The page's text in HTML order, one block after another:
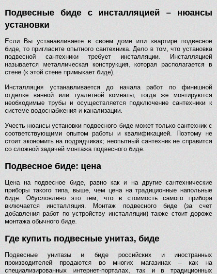
Подвесные биде с инсталляцией – нюансы
установки
Если Вы устанавливаете в своем доме или квартире подвесное
биде, то пригласите опытного сантехника. Дело в том, что установка
подвесной сантехники требует инсталляции. Инсталляцией
называется металлическая конструкция, которая располагается в
стене (к этой стене примыкает биде).
Инсталляция устанавливается до начала работ по финишной
отделке ванной или туалетной комнаты; тогда же монтируются
необходимые трубы и осуществляется подключение сантехники к
системе водоснабжения и канализации.
Учесть нюансы установки подвесного биде может только сантехник с
соответствующими опытом работы и квалификацией. Поэтому не
стоит экономить на подрядчиках; неопытный сантехник не справится
со сложной задачей монтажа подвесного биде.
Подвесное биде: цена
Цена на подвесное биде, равно как и на другие сантехнические
приборы такого типа, выше, чем цена на традиционные напольные
биде. Обусловлено это тем, что в стоимость самого прибора
включается инсталляция. Монтаж подвесного биде (за счет
добавления работ по устройству инсталляции) также стоит дороже
монтажа обычного биде.
Где купить подвесные унитаз, биде
Подвесные унитазы и биде российских и иностранных
производителей продаются во многих магазинах – как на
специализированных интернет-порталах, так и в традиционных